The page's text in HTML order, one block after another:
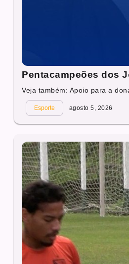
Pentacampeões dos
Veja também: Apoio para a
Esporte agosto 5, 2026